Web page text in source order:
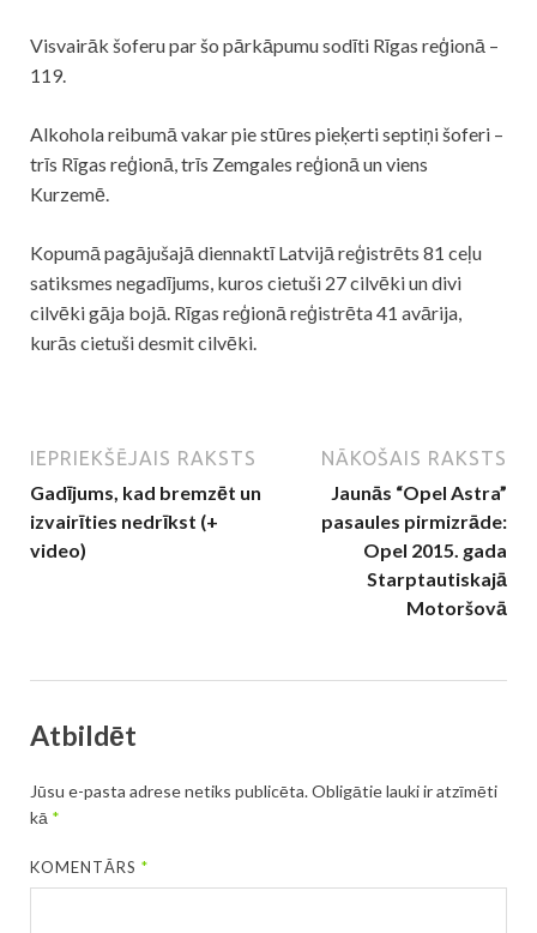
Visvairāk šoferu par šo pārkāpumu sodīti Rīgas reģionā –
119.
Alkohola reibumā vakar pie stūres pieķerti septiņi šoferi –
trīs Rīgas reģionā, trīs Zemgales reģionā un viens
Kurzemē.
Kopumā pagājušajā diennaktī Latvijā reģistrēts 81 ceļu
satiksmes negadījums, kuros cietuši 27 cilvēki un divi
cilvēki gāja bojā. Rīgas reģionā reģistrēta 41 avārija,
kurās cietuši desmit cilvēki.
IEPRIEKŠĒJAIS RAKSTS
Gadījums, kad bremzēt un
izvairīties nedrīkst (+
video)
NĀKOŠAIS RAKSTS
Jaunās “Opel Astra”
pasaules pirmizrāde:
Opel 2015. gada
Starptautiskajā
Motoršovā
Atbildēt
Jūsu e-pasta adrese netiks publicēta.Obligātie lauki ir atzīmēti
kā *
KOMENTĀRS*